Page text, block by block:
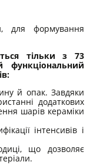
для формування
тільки з 73
функціональний
й опак. Завдяки
додаткових
шарів кераміки
інтенсивів і
що дозволяє